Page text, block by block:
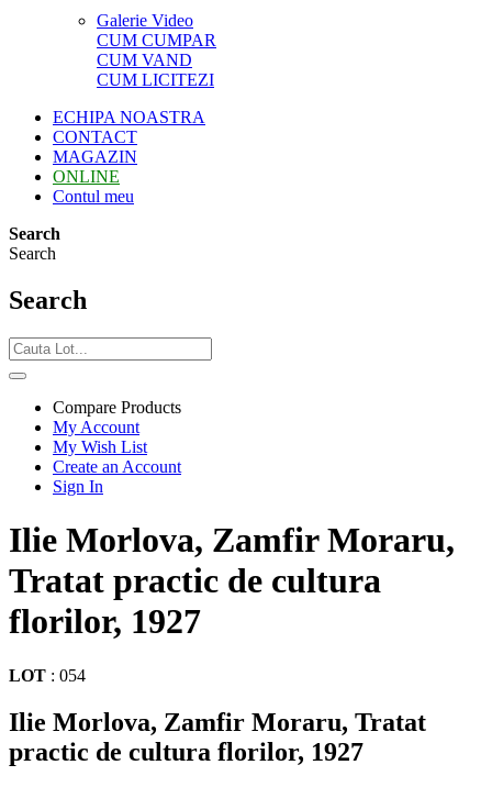
Galerie Video
CUM CUMPAR
CUM VAND
CUM LICITEZI
ECHIPA NOASTRA
CONTACT
MAGAZIN
ONLINE
Contul meu
Search
Search
Search
Compare Products
My Account
My Wish List
Create an Account
Sign In
Ilie Morlova, Zamfir Moraru,
Tratat practic de cultura
florilor, 1927
LOT : 054
Ilie Morlova, Zamfir Moraru, Tratat
practic de cultura florilor, 1927